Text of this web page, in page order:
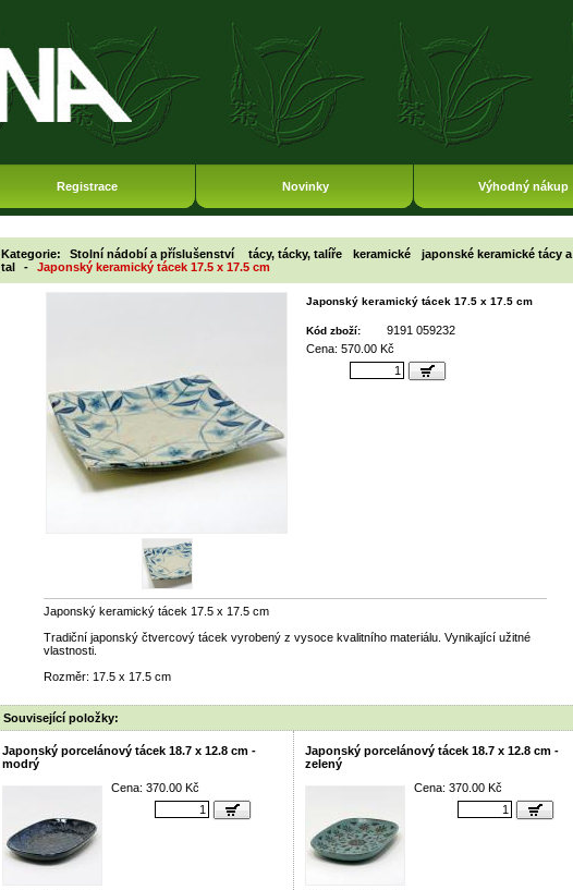
Registrace Novinky Výhodný nákup
Kategorie: Stolní nádobí a příslušenství tácy, tácky, talíře keramické
japonské keramické tácy a
tal
- Japonský keramický tácek 17.5 x 17.5 cm
Japonský keramický tácek 17.5 x 17.5 cm
Kód zboží:
9191 059232
Cena: 570.00 Kč
Japonský keramický tácek 17.5 x 17.5 cm
Tradiční japonský čtvercový tácek vyrobený z vysoce kvalitního materiálu. Vynikající užitné
vlastnosti.
Rozměr: 17.5 x 17.5 cm
Související položky:
Japonský porcelánový tácek 18.7 x 12.8 cm -
modrý
Cena: 370.00 Kč
Japonský porcelánový tácek 18.7 x 12.8 cm -
zelený
Cena: 370.00 Kč